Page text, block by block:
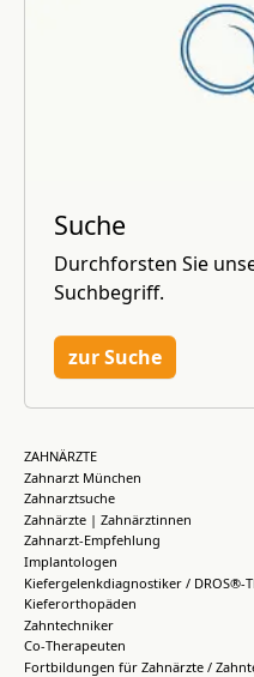
Suche
Durchforsten Sie
Suchbegriff.
zur Suche
ZAHNÄRZTE
Zahnarzt München
Zahnarztsuche
Zahnärzte | Zahnärztinnen
Zahnarzt-Empfehlung
Implantologen
Kiefergelenkdiagnostiker / DROS®-
Kieferorthopäden
Zahntechniker
Co-Therapeuten
Fortbildungen für Zahnärzte /